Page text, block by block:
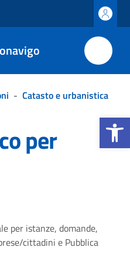
Apri la
- Catasto e urbanistica
per
per istanze, domande,
cittadini e Pubblica